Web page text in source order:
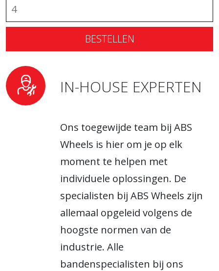
BESTELLEN
IN-HOUSE EXPERTEN
Ons toegewijde team bij ABS
Wheels is hier om je op elk
moment te helpen met
individuele oplossingen. De
specialisten bij ABS Wheels zijn
allemaal opgeleid volgens de
hoogste normen van de
industrie. Alle
bandenspecialisten bij ons